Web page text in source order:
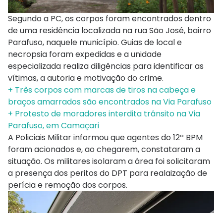
Segundo a PC, os corpos foram encontrados dentro
de uma residência localizada na rua São José, bairro
Parafuso, naquele município. Guias de local e
necropsia foram expedidas e a unidade
especializada realiza diligências para identificar as
vítimas, a autoria e motivação do crime.
+ Três corpos com marcas de tiros na cabeça e
braços amarrados são encontrados na Via Parafuso
+ Protesto de moradores interdita trânsito na Via
Parafuso, em Camaçari
A Policiais Militar informou que agentes do 12º BPM
foram acionados e, ao chegarem, constataram a
situação. Os militares isolaram a área foi solicitaram
a presença dos peritos do DPT para realaização de
perícia e remoção dos corpos.